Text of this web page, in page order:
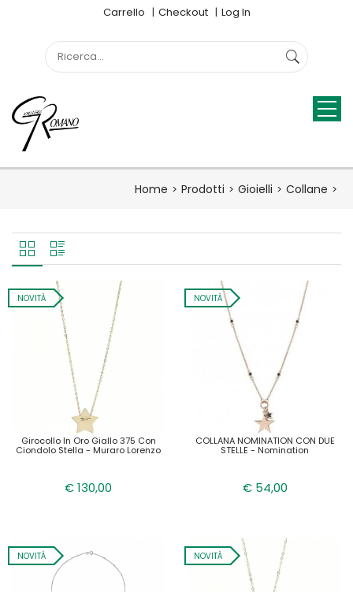
Carrello Checkout Log In
Home Prodotti Gioielli Collane
NOVITÀ
Girocollo In Oro Giallo 375 Con
Ciondolo Stella - Muraro Lorenzo
€ 130,00
NOVITÀ
COLLANA NOMINATION CON DUE
STELLE - Nomination
€ 54,00
NOVITÀ NOVITÀ